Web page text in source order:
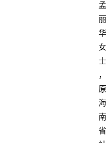
孟
丽
华
女
士
，
原
海
南
省